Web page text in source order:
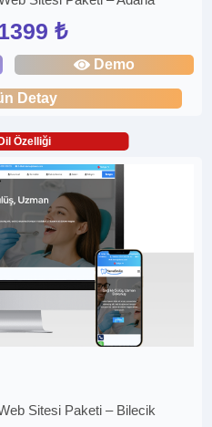
₺
Demo
Detay
Özelliği
Sitesi Paketi – Bilecik